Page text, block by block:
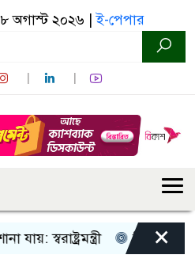
অগাস্ট ২০২৬ |ই-পেপার
তিন দিনের
×